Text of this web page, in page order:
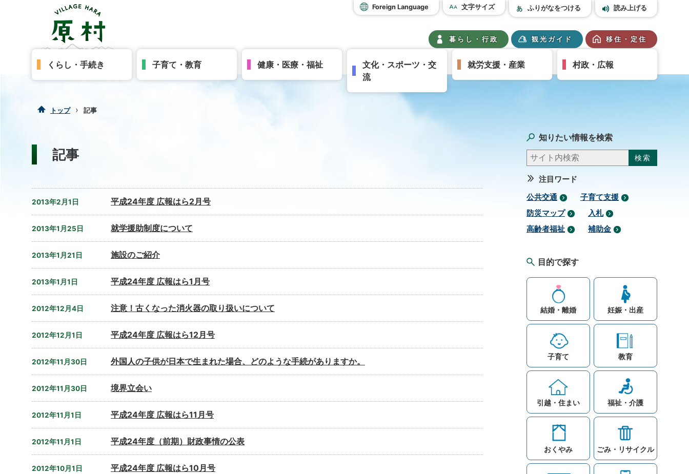
Foreign Language 文字サイズ ふりがなをつける 読み上げる
暮らし・行政 観光ガイド 移住・定住
くらし・手続き 子育て・教育 健康・医療・福祉
文化・スポーツ・交
流
就労支援・産業 村政・広報
トップ › 記事
記事
2013年2月1日 平成24年度 広報はら2月号
2013年1月25日 就学援助制度について
2013年1月21日 施設のご紹介
2013年1月1日 平成24年度 広報はら1月号
2012年12月4日 注意！古くなった消火器の取り扱いについて
2012年12月1日 平成24年度 広報はら12月号
2012年11月30日 外国人の子供が日本で生まれた場合、どのような手続がありますか。
2012年11月30日 境界立会い
2012年11月1日 平成24年度 広報はら11月号
2012年11月1日 平成24年度（前期）財政事情の公表
2012年10月1日 平成24年度 広報はら10月号
知りたい情報を検索
注目ワード
公共交通
子育て支援
防災マップ
入札
高齢者福祉
補助金
目的で探す
結婚・離婚 妊娠・出産
子育て 教育
引越・住まい 福祉・介護
おくやみ ごみ・リサイクル